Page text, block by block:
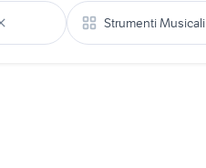
Strumenti Musicali